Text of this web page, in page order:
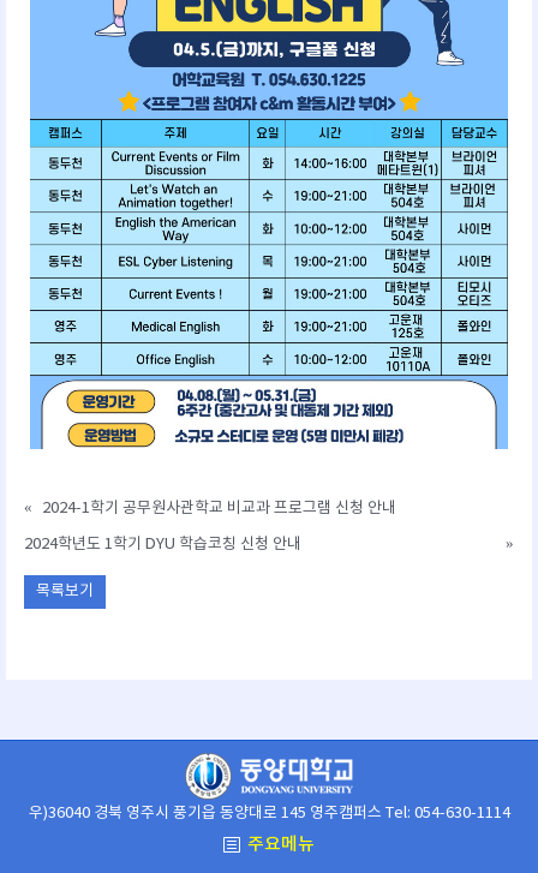
«
2024-1학기 공무원사관학교 비교과 프로그램 신청 안내
2024학년도 1학기 DYU 학습코칭 신청 안내
»
목록보기
우)36040 경북 영주시 풍기읍 동양대로 145 영주캠퍼스 Tel: 054-630-1114
주요메뉴